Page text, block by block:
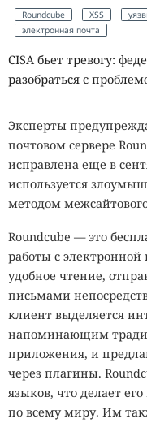
Roundcube XSS
электронная почта
CISA бьет тревогу:
разобраться с
Эксперты
почтовом сервере
исправлена еще в
используется
методом
Roundcube — это
работы с электронной
удобное чтение,
письмами
клиент выделяется
напоминающим
приложения, и
через плагины.
языков, что делает
по всему миру. Им